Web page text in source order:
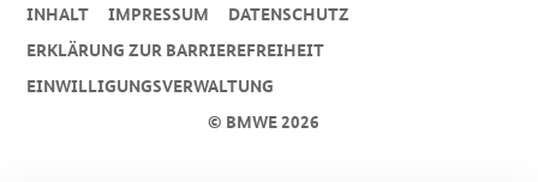
© BMWE 2026
INHALT IMPRESSUM
DA­TEN­SCHUTZ
ERKLÄRUNG ZUR BARRIEREFREIHEIT
EINWILLIGUNGSVERWALTUNG